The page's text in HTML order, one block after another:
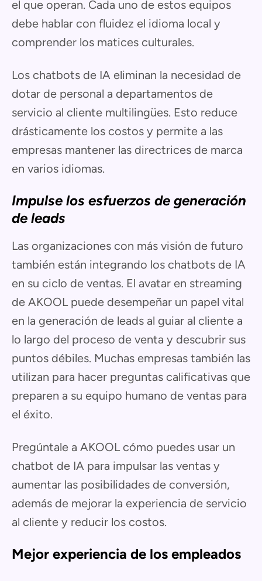
el que operan. Cada uno de estos equipos
debe hablar con fluidez el idioma local y
comprender los matices culturales.
Los chatbots de IA eliminan la necesidad de
dotar de personal a departamentos de
servicio al cliente multilingües. Esto reduce
drásticamente los costos y permite a las
empresas mantener las directrices de marca
en varios idiomas.
Impulse los esfuerzos de generación
de leads
Las organizaciones con más visión de futuro
también están integrando los chatbots de IA
en su ciclo de ventas. El avatar en streaming
de AKOOL puede desempeñar un papel vital
en la generación de leads al guiar al cliente a
lo largo del proceso de venta y descubrir sus
puntos débiles. Muchas empresas también las
utilizan para hacer preguntas calificativas que
preparen a su equipo humano de ventas para
el éxito.
Pregúntale a AKOOL cómo puedes usar un
chatbot de IA para impulsar las ventas y
aumentar las posibilidades de conversión,
además de mejorar la experiencia de servicio
al cliente y reducir los costos.
Mejor experiencia de los empleados